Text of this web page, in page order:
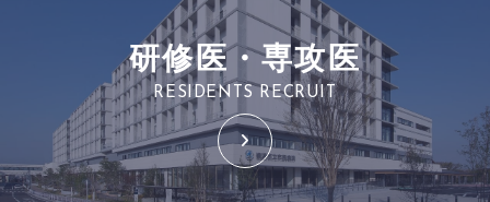
研修医・専攻医
RESIDENTS RECRUIT